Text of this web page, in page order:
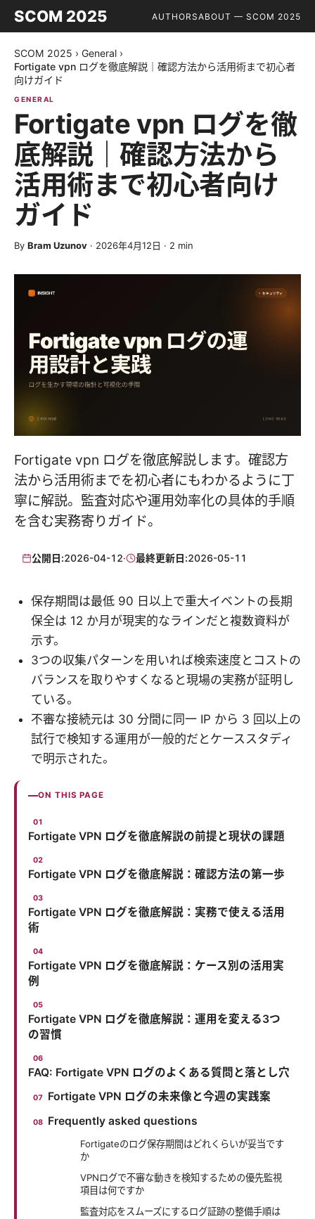
SCOM 2025 AUTHORSABOUT — SCOM 2025
SCOM 2025 › General ›
Fortigate vpn ログを徹底解説｜確認方法から活用術まで初心者
向けガイド
GENERAL
Fortigate vpn ログを徹
底解説｜確認方法から
活用術まで初心者向け
ガイド
By Bram Uzunov · 2026年4月12日 · 2 min
Fortigate vpn ログを徹底解説します。確認方
法から活用術までを初心者にもわかるように丁
寧に解説。監査対応や運用効率化の具体的手順
を含む実務寄りガイド。
公開日:2026-04-12· 最終更新日:2026-05-11
保存期間は最低 90 日以上で重大イベントの長期
保全は 12 か月が現実的なラインだと複数資料が
示す。
3つの収集パターンを用いれば検索速度とコストの
バランスを取りやすくなると現場の実務が証明し
ている。
不審な接続元は 30 分間に同一 IP から 3 回以上の
試行で検知する運用が一般的だとケーススタディ
で明示された。
ON THIS PAGE
Fortigate VPN ログを徹底解説の前提と現状の課題
Fortigate VPN ログを徹底解説：確認方法の第一歩
Fortigate VPN ログを徹底解説：実務で使える活用
術
Fortigate VPN ログを徹底解説：ケース別の活用実
例
Fortigate VPN ログを徹底解説：運用を変える3つ
の習慣
FAQ: Fortigate VPN ログのよくある質問と落とし穴
Fortigate VPN ログの未来像と今週の実践案
Frequently asked questions
Fortigateのログ保存期間はどれくらいが妥当です
か
VPNログで不審な動きを検知するための優先監視
項目は何ですか
監査対応をスムーズにするログ証跡の整備手順は